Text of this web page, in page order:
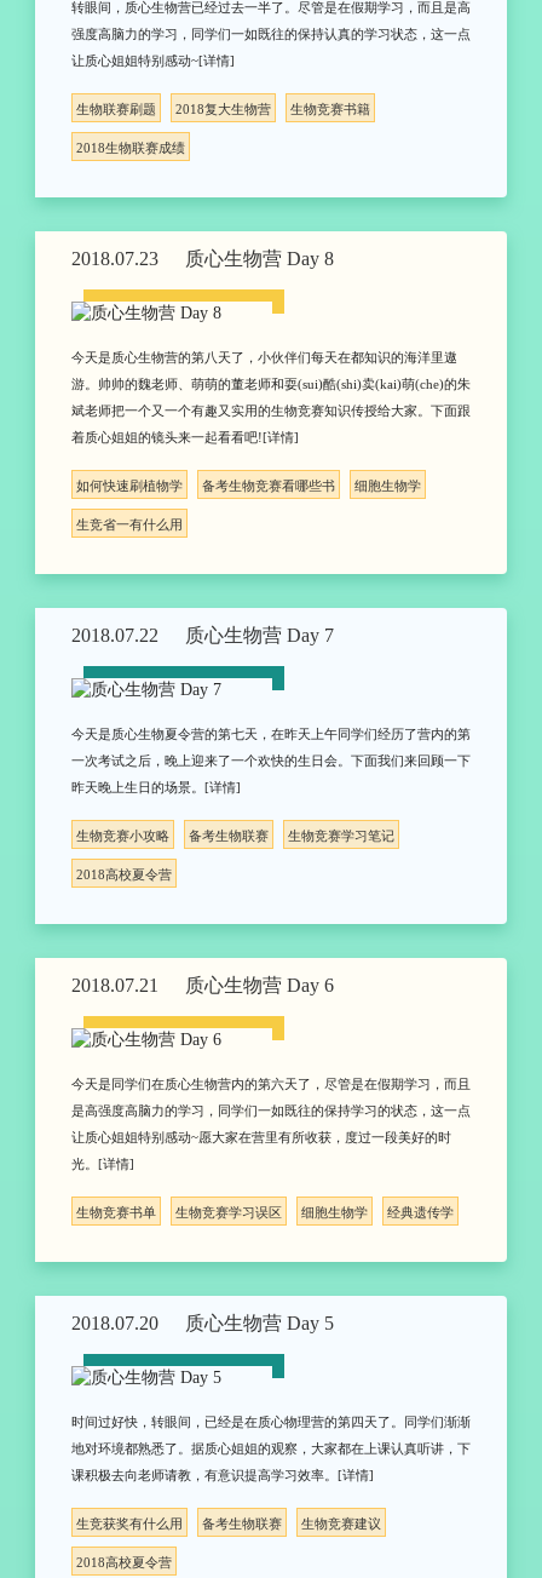
转眼间，质心生物营已经过去一半了。尽管是在假期学习，而且是高
强度高脑力的学习，同学们一如既往的保持认真的学习状态，这一点
让质心姐姐特别感动~[详情]
生物联赛刷题 2018复大生物营 生物竞赛书籍
2018生物联赛成绩
2018.07.23 质心生物营 Day 8
今天是质心生物营的第八天了，小伙伴们每天在都知识的海洋里遨
游。帅帅的魏老师、萌萌的董老师和耍(sui)酷(shi)卖(kai)萌(che)的朱
斌老师把一个又一个有趣又实用的生物竞赛知识传授给大家。下面跟
着质心姐姐的镜头来一起看看吧![详情]
如何快速刷植物学 备考生物竞赛看哪些书 细胞生物学
生竞省一有什么用
2018.07.22 质心生物营 Day 7
今天是质心生物夏令营的第七天，在昨天上午同学们经历了营内的第
一次考试之后，晚上迎来了一个欢快的生日会。下面我们来回顾一下
昨天晚上生日的场景。[详情]
生物竞赛小攻略 备考生物联赛 生物竞赛学习笔记
2018高校夏令营
2018.07.21 质心生物营 Day 6
今天是同学们在质心生物营内的第六天了，尽管是在假期学习，而且
是高强度高脑力的学习，同学们一如既往的保持学习的状态，这一点
让质心姐姐特别感动~愿大家在营里有所收获，度过一段美好的时
光。[详情]
生物竞赛书单 生物竞赛学习误区 细胞生物学 经典遗传学
2018.07.20 质心生物营 Day 5
时间过好快，转眼间，已经是在质心物理营的第四天了。同学们渐渐
地对环境都熟悉了。据质心姐姐的观察，大家都在上课认真听讲，下
课积极去向老师请教，有意识提高学习效率。[详情]
生竞获奖有什么用 备考生物联赛 生物竞赛建议
2018高校夏令营